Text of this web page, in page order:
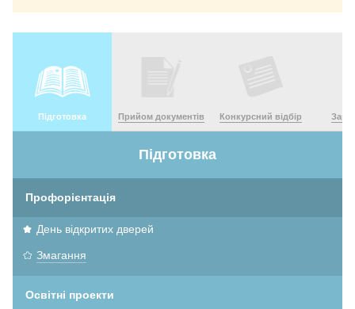
Підготовка Прийом документів Конкурсний відбір
Підготовка
Профорієнтація
День відкритих дверей
Змагання
Освітні проекти